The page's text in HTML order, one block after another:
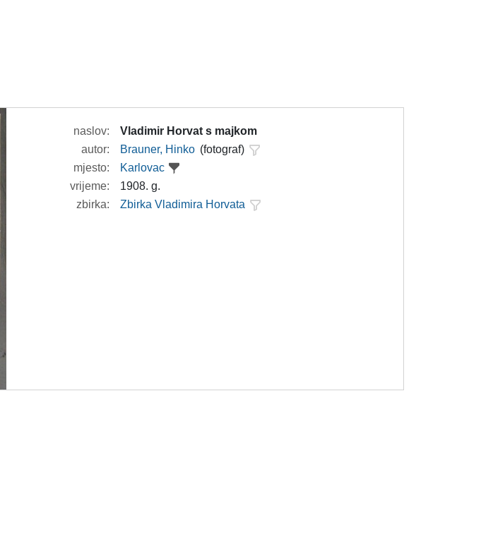
naslov:
Vladimir Horvat s majkom
autor:
Brauner, Hinko (fotograf)
mjesto:
Karlovac
vrijeme:
1908. g.
zbirka:
Zbirka Vladimira Horvata